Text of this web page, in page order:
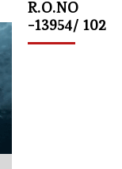
R.O.NO
-13954/ 102